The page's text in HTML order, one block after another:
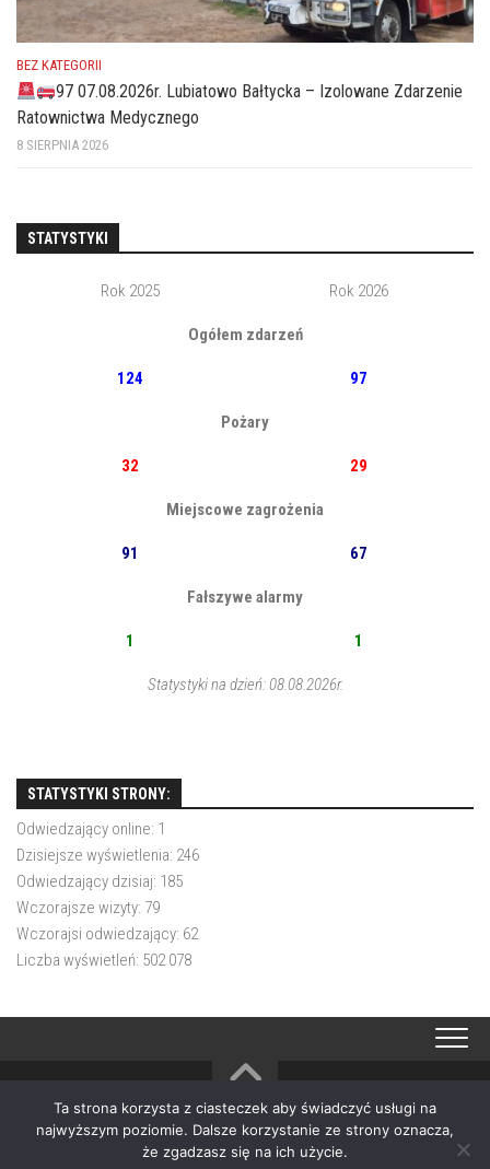
BEZ KATEGORII
97 07.08.2026r. Lubiatowo Bałtycka – Izolowane Zdarzenie
Ratownictwa Medycznego
8 SIERPNIA 2026
STATYSTYKI
Rok 2025 Rok 2026
Ogółem zdarzeń
124 97
Pożary
32 29
Miejscowe zagrożenia
91 67
Fałszywe alarmy
1 1
Statystyki na dzień: 08.08.2026r.
STATYSTYKI STRONY:
Odwiedzający online: 1
Dzisiejsze wyświetlenia: 246
Odwiedzający dzisiaj: 185
Wczorajsze wizyty: 79
Wczorajsi odwiedzający: 62
Liczba wyświetleń: 502 078
OSP Choczewo © 2026. All Rights Reserved.
Powered byWordPress . Theme by
Ta strona korzysta z ciasteczek aby świadczyć usługi na
najwyższym poziomie. Dalsze korzystanie ze strony oznacza,
że zgadzasz się na ich użycie.